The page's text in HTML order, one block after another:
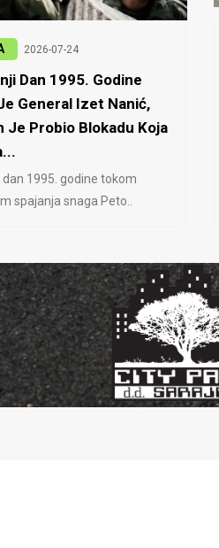
2026-07-24
Dan 1995. Godine
General Izet Nanić,
Je Probio Blokadu Koja
dan 1995. godine tokom
spajanja snaga Peto..